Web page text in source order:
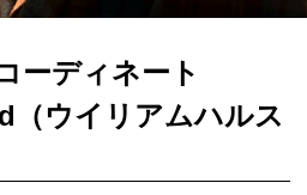
ーディネート
ウイリアムハルス